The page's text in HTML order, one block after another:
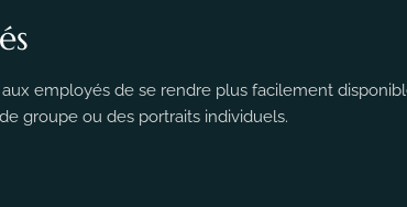
aux employés de se rendre plus facilement
groupe ou des portraits individuels.